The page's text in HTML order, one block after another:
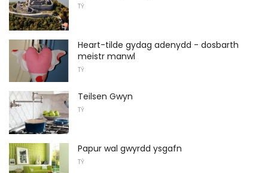
TŶ
Heart-tilde gydag adenydd - dosbarth
meistr manwl
TŶ
Teilsen Gwyn
TŶ
Papur wal gwyrdd ysgafn
TŶ